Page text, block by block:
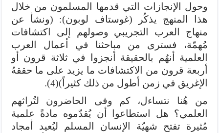
وحول الإنجازات التي قدمها المسلمون من خلال
هذا المنهج يذكُر (غوستاف لوبون): (ونشأ عن
منهاج العرب التجريبي وصولهم إلى اكتشافات
مُهمّة، فسترى من مباحثنا في أعمال العرب
العلمية أنهُم بالحقيقة أنجزوا في ثلاثة قرون أو
أربعة قرون من الاكتشافات ما يزيد على ما حققهُ
الإغريق في زمن أطول من ذلك كثيراً)(4).
من هُنا نتساءل، كم وفى الحاضرون لتُراثهم
العلمي؟ هل استطاعوا أن يُقدّموه مادةً علمية
مُثيرة تفتح شهيّة الإنسان المسلم ليُعيد أمجاد